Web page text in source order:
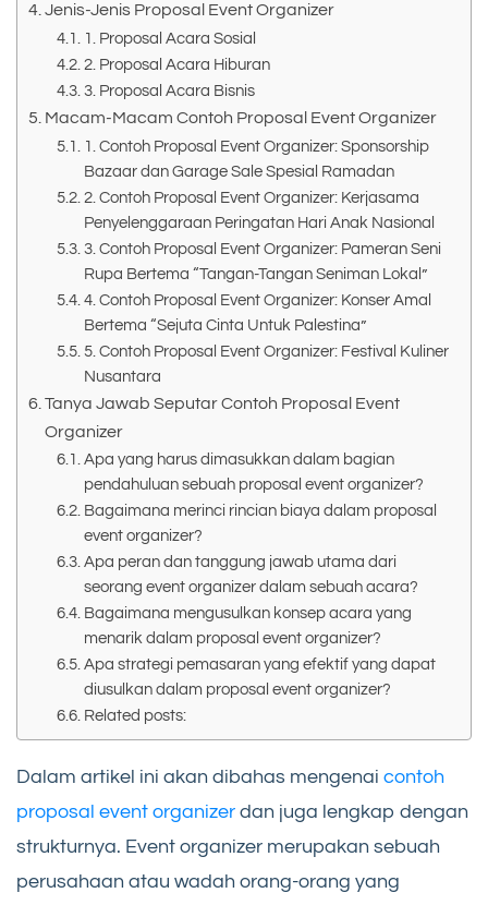
Jenis-Jenis Proposal Event Organizer
1. Proposal Acara Sosial
2. Proposal Acara Hiburan
3. Proposal Acara Bisnis
Macam-Macam Contoh Proposal Event Organizer
1. Contoh Proposal Event Organizer: Sponsorship
Bazaar dan Garage Sale Spesial Ramadan
2. Contoh Proposal Event Organizer: Kerjasama
Penyelenggaraan Peringatan Hari Anak Nasional
3. Contoh Proposal Event Organizer: Pameran Seni
Rupa Bertema “Tangan-Tangan Seniman Lokal”
4. Contoh Proposal Event Organizer: Konser Amal
Bertema “Sejuta Cinta Untuk Palestina”
5. Contoh Proposal Event Organizer: Festival Kuliner
Nusantara
Tanya Jawab Seputar Contoh Proposal Event
Organizer
Apa yang harus dimasukkan dalam bagian
pendahuluan sebuah proposal event organizer?
Bagaimana merinci rincian biaya dalam proposal
event organizer?
Apa peran dan tanggung jawab utama dari
seorang event organizer dalam sebuah acara?
Bagaimana mengusulkan konsep acara yang
menarik dalam proposal event organizer?
Apa strategi pemasaran yang efektif yang dapat
diusulkan dalam proposal event organizer?
Related posts:
Dalam artikel ini akan dibahas mengenai contoh
proposal event organizer dan juga lengkap dengan
strukturnya. Event organizer merupakan sebuah
perusahaan atau wadah orang-orang yang